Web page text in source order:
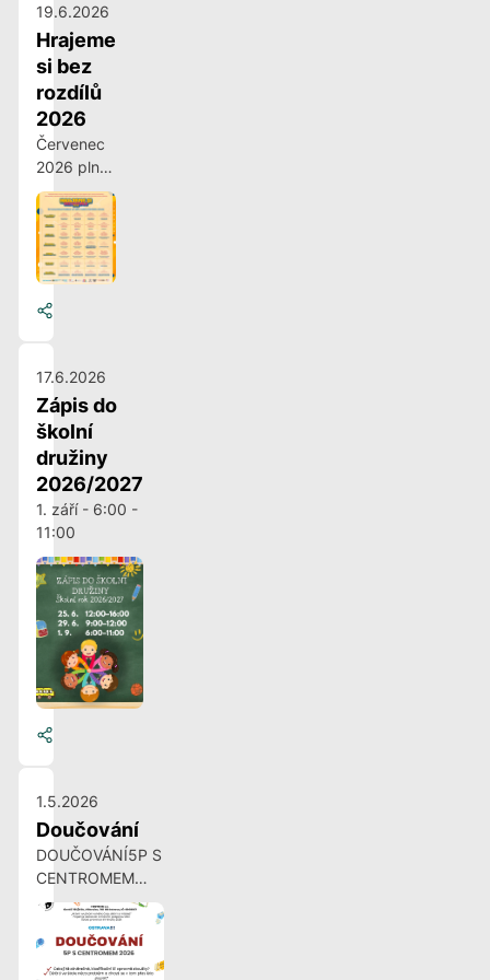
19.6.2026
Hrajeme
si bez
rozdílů
2026
Červenec
2026 plný
zábavy
pro děti z
našeho
mětského
obvodu
17.6.2026
Zápis do
školní
družiny
2026/2027
1. září - 6:00 -
11:00
1.5.2026
Doučování
DOUČOVÁNÍ5P S
CENTROMEM
2026✓ Čekají tě
závěrečné,
klasifikační či
opravné